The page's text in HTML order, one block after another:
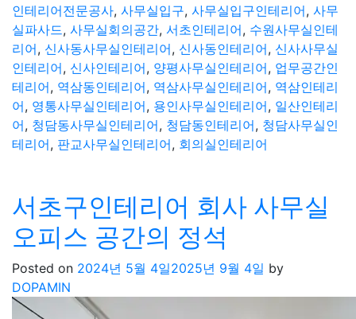
인테리어전문공사, 사무실입구, 사무실입구인테리어, 사무
실파사드, 사무실회의공간, 서초인테리어, 수원사무실인테
리어, 신사동사무실인테리어, 신사동인테리어, 신사사무실
인테리어, 신사인테리어, 양평사무실인테리어, 업무공간인
테리어, 역삼동인테리어, 역삼사무실인테리어, 역삼인테리
어, 영통사무실인테리어, 용인사무실인테리어, 일산인테리
어, 청담동사무실인테리어, 청담동인테리어, 청담사무실인
테리어, 판교사무실인테리어, 회의실인테리어
서초구인테리어 회사 사무실
오피스 공간의 정석
Posted on 2024년 5월 4일2025년 9월 4일 by
DOPAMIN